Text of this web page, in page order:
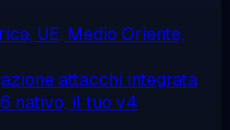
UE, Medio Oriente,
attacchi integrata
nativo, il tuo v4